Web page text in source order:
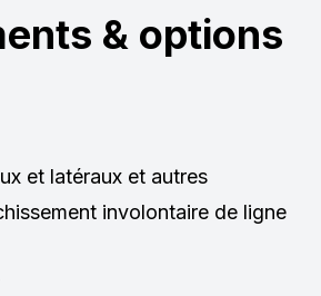
& options
et latéraux et autres
involontaire de ligne